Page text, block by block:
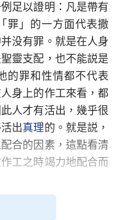
足以證明：凡是帶有
罪」的一方面代表撒
没有罪。就是在人身
靈支配，也不能説是
的罪和性情都不代表
身上的作工來看，都
人才有活出，幾乎很
出真理的。就是説，
合的因素，這點看清
工之時竭力地配合而
工・敗壞的人不能代